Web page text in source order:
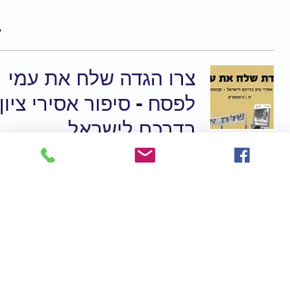
צרו הגדה שלח את עמי
לפסח - סיפור אסירי ציון
בדרכם לישראל
מועדים וחגים